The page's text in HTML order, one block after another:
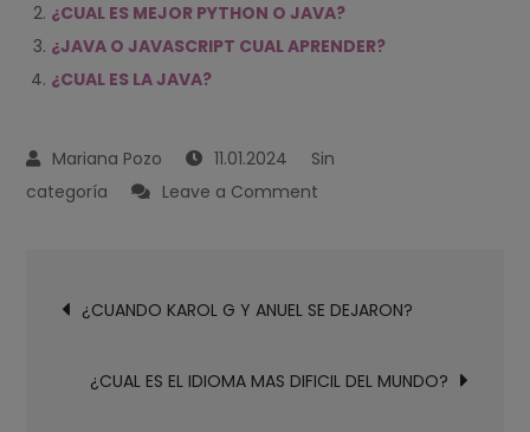
¿CUAL ES MEJOR PYTHON O JAVA?
¿JAVA O JAVASCRIPT CUAL APRENDER?
¿CUAL ES LA JAVA?
11.01.2024
Sin
categoría
Leave a Comment
SU
de¿CUANDO KAROL G Y ANUEL SE DEJARON?
¿CUAL ES EL IDIOMA MAS DIFICIL DEL MUNDO?